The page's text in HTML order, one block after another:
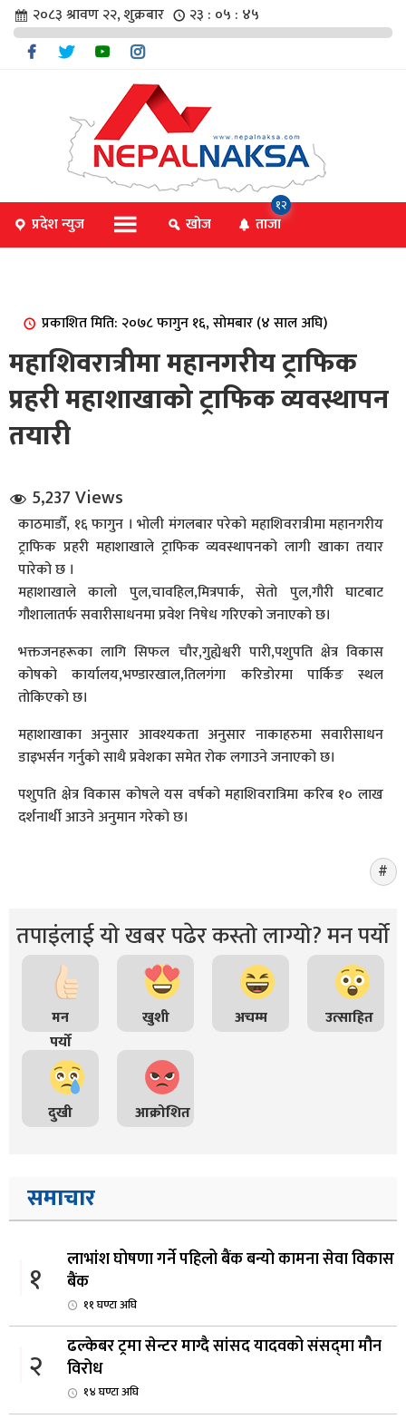
संवाद
२०८३ श्रावण २२, शुक्रबार २३ : ०५ : ४६
प्रदेश न्युज खोज ताजा
१२
प्रकाशित मिति: २०७८ फागुन १६, सोमबार (४ साल अघि)
महाशिवरात्रीमा महानगरीय ट्राफिक
प्रहरी महाशाखाको ट्राफिक व्यवस्थापन
तयारी
5,237 Views
काठमाडौँ, १६ फागुन । भोली मंगलबार परेको महाशिवरात्रीमा महानगरीय
ट्राफिक प्रहरी महाशाखाले ट्राफिक व्यवस्थापनको लागी खाका तयार
पारेको छ ।
महाशाखाले कालो पुल,चावहिल,मित्रपार्क, सेतो पुल,गौरी घाटबाट
गौशालातर्फ सवारीसाधनमा प्रवेश निषेध गरिएको जनाएको छ।
भक्तजनहरूका लागि सिफल चौर,गुह्येश्वरी पारी,पशुपति क्षेत्र विकास
कोषको कार्यालय,भण्डारखाल,तिलगंगा करिडोरमा पार्किङ स्थल
तोकिएको छ।
महाशाखाका अनुसार आवश्यकता अनुसार नाकाहरुमा सवारीसाधन
डाइभर्सन गर्नुको साथै प्रवेशका समेत रोक लगाउने जनाएको छ।
पशुपति क्षेत्र विकास कोषले यस वर्षको महाशिवरात्रिमा करिब १० लाख
दर्शनार्थी आउने अनुमान गरेको छ।
तपाइंलाई यो खबर पढेर कस्तो लाग्यो? मन पर्यो
मन
पर्यो
खुशी अचम्म उत्साहित
दुखी आक्रोशित
समाचार
१
लाभांश घोषणा गर्ने पहिलो बैंक बन्यो कामना सेवा विकास
बैंक
११ घण्टा अघि
२
ढल्केबर ट्रमा सेन्टर माग्दै सांसद यादवको संसद्‌मा मौन
विरोध
१४ घण्टा अघि